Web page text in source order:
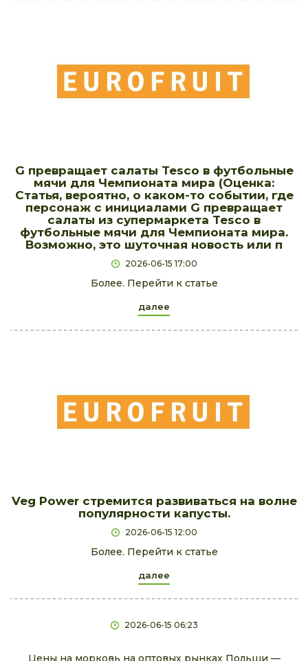
G превращает салаты Tesco в футбольные
мячи для Чемпионата мира (Оценка:
Статья, вероятно, о каком-то событии, где
персонаж с инициалами G превращает
салаты из супермаркета Tesco в
футбольные мячи для Чемпионата мира.
Возможно, это шуточная новость или п
2026-06-15 17:00
Более. Перейти к статье
далее
Veg Power стремится развиваться на волне
популярности капусты.
2026-06-15 12:00
Более. Перейти к статье
далее
2026-06-15 06:23
Цены на морковь на оптовых рынках Польши —